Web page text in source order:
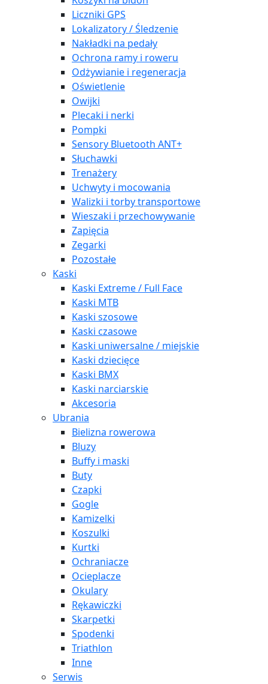
Liczniki GPS
Lokalizatory / Śledzenie
Nakładki na pedały
Ochrona ramy i roweru
Odżywianie i regeneracja
Oświetlenie
Owijki
Plecaki i nerki
Pompki
Sensory Bluetooth ANT+
Słuchawki
Trenażery
Uchwyty i mocowania
Walizki i torby transportowe
Wieszaki i przechowywanie
Zapięcia
Zegarki
Pozostałe
Kaski
Kaski Extreme / Full Face
Kaski MTB
Kaski szosowe
Kaski czasowe
Kaski uniwersalne / miejskie
Kaski dziecięce
Kaski BMX
Kaski narciarskie
Akcesoria
Ubrania
Bielizna rowerowa
Bluzy
Buffy i maski
Buty
Czapki
Gogle
Kamizelki
Koszulki
Kurtki
Ochraniacze
Ocieplacze
Okulary
Rękawiczki
Skarpetki
Spodenki
Triathlon
Inne
Serwis